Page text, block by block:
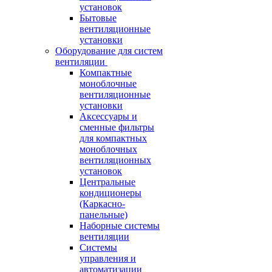
установок
Бытовые
вентиляционные
установки
Оборудование для систем
вентиляции
Компактные
моноблочные
вентиляционные
установки
Аксессуары и
сменные фильтры
для компактных
моноблочных
вентиляционных
установок
Центральные
кондиционеры
(Каркасно-
панельные)
Наборные системы
вентиляции
Системы
управления и
автоматизации